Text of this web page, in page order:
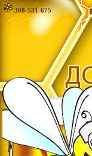
308-531-675